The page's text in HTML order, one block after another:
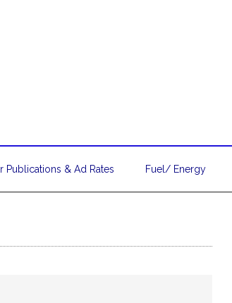
Publications & Ad Rates Fuel/ Energy